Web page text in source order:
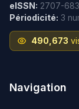
eISSN: 2707-
Périodicité: 3
490,673
Navigation